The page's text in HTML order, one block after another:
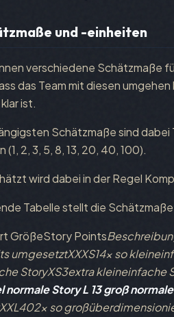
und -einheiten
verschiedene Schätzmaße
das Team mit diesen
ist.
Schätzmaße sind dabei
(1, 2, 3, 5, 8, 13, 20, 40, 100).
wird dabei in der Regel
Tabelle stellt die
GrößeStory Points
umgesetztXXXS14x so
StoryXS3extra kleineinfache
normale StoryL 13groß
so